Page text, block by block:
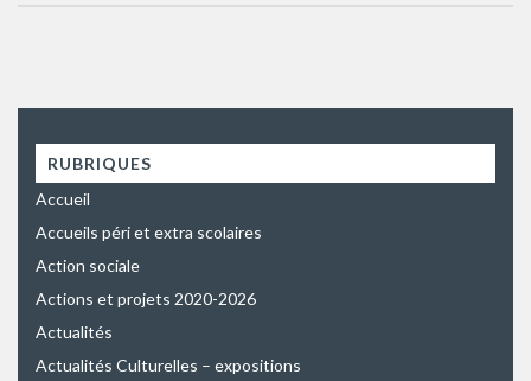
RUBRIQUES
Accueil
Accueils péri et extra scolaires
Action sociale
Actions et projets 2020-2026
Actualités
Actualités Culturelles – expositions